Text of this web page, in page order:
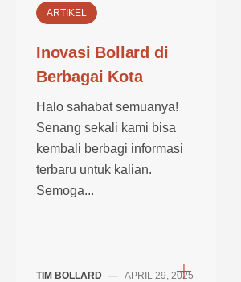
ARTIKEL
Inovasi Bollard di
Berbagai Kota
Halo sahabat semuanya!
Senang sekali kami bisa
kembali berbagi informasi
terbaru untuk kalian.
Semoga...
TIM BOLLARD — APRIL 29, 2025